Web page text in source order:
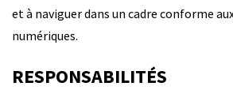
et à naviguer dans un cadre conforme
numériques.
RESPONSABILITÉS